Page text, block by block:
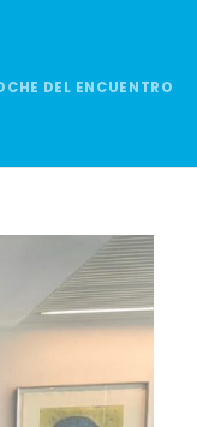
DEL ENCUENTRO